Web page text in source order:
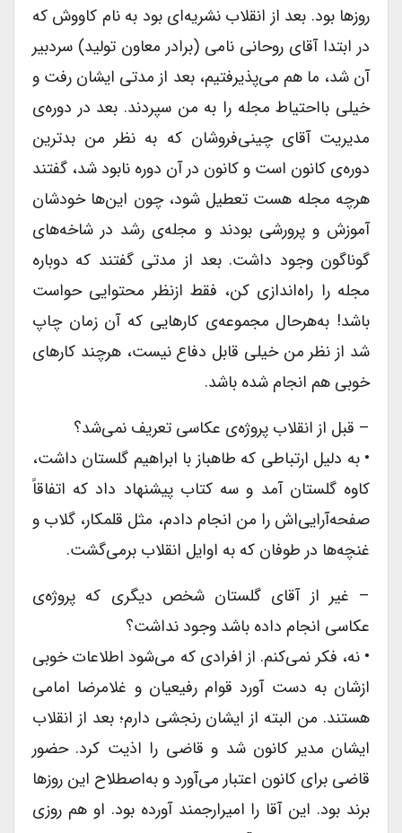
روزها بود. بعد از انقلاب نشریه‌ای بود به نام کاووش که
در ابتدا آقای روحانی نامی (برادر معاون تولید) سردبیر
آن شد، ما هم می‌پذیرفتیم، بعد از مدتی ایشان رفت و
خیلی بااحتیاط مجله را به من سپردند. بعد در دوره‌ی
مدیریت آقای چینی‌فروشان که به نظر من بدترین
دوره‌ی کانون است و کانون در آن دوره نابود شد، گفتند
هرچه مجله هست تعطیل شود، چون این‌ها خودشان
آموزش و پرورشی بودند و مجله‌ی رشد در شاخه‌های
گوناگون وجود داشت. بعد از مدتی گفتند که دوباره
مجله را راه‌اندازی کن، فقط ازنظر محتوایی حواست
باشد! به‌هرحال مجموعه‌ی کارهایی که آن زمان چاپ
شد از نظر من خیلی قابل دفاع نیست، هرچند کارهای
خوبی هم انجام شده باشد.
– قبل از انقلاب پروژه‌ی عکاسی تعریف نمی‌شد؟
• به دلیل ارتباطی که طاهباز با ابراهیم گلستان داشت،
کاوه گلستان آمد و سه کتاب پیشنهاد داد که اتفاقاً
صفحه‌آرایی‌اش را من انجام دادم، مثل قلمکار، گلاب و
غنچه‌ها در طوفان که به اوایل انقلاب برمی‌گشت.
– غیر از آقای گلستان شخص دیگری که پروژه‌ی
عکاسی انجام داده باشد وجود نداشت؟
• نه، فکر نمی‌کنم. از افرادی که می‌شود اطلاعات خوبی
ازشان به دست آورد قوام رفیعیان و غلامرضا امامی
هستند. من البته از ایشان رنجشی دارم؛ بعد از انقلاب
ایشان مدیر کانون شد و قاضی را اذیت کرد. حضور
قاضی برای کانون اعتبار می‌آورد و به‌اصطلاح این روزها
برند بود. این آقا را امیرارجمند آورده بود. او هم روزی